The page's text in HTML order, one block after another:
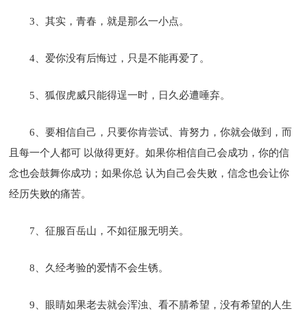
3、其实，青春，就是那么一小点。
4、爱你没有后悔过，只是不能再爱了。
5、狐假虎威只能得逞一时，日久必遭唾弃。
6、要相信自己，只要你肯尝试、肯努力，你就会做到，而
且每一个人都可 以做得更好。如果你相信自己会成功，你的信
念也会鼓舞你成功；如果你总 认为自己会失败，信念也会让你
经历失败的痛苦。
7、征服百岳山，不如征服无明关。
8、久经考验的爱情不会生锈。
9、眼睛如果老去就会浑浊、看不腈希望，没有希望的人生